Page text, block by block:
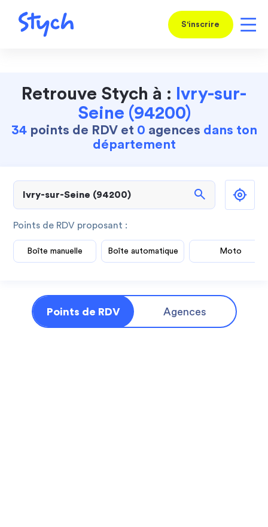
S'inscrire
Retrouve Stych à : Ivry-sur-
Seine (94200)
34points de RDV et 0 agences dans ton
département
search
Points de RDV proposant :
Boîte manuelle Boîte automatique Moto
Points de RDV Agences